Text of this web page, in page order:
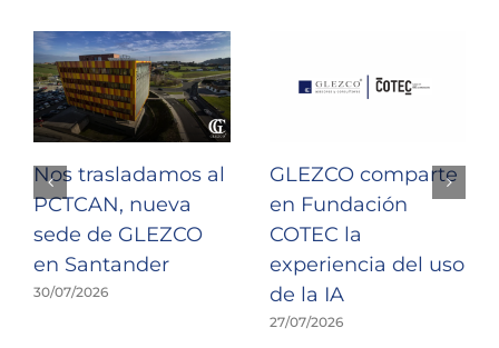
Nos trasladamos al
PCTCAN, nueva
sede de GLEZCO
en Santander
30/07/2026
GLEZCO comparte
en Fundación
COTEC la
experiencia del uso
de la IA
27/07/2026